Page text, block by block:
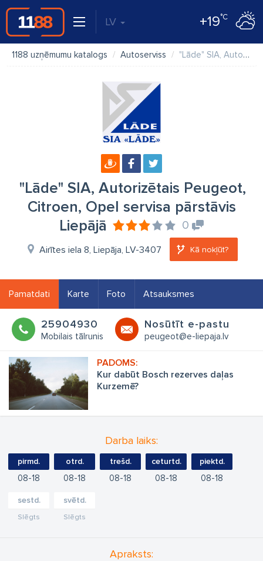
LV +19°C
1188 uzņēmumu katalogs Autoserviss "Lāde" SIA, Autorizētais Peugeot, Citroen, Opel servisa pārstāvis Liepājā
"Lāde" SIA, Autorizētais Peugeot,
Citroen, Opel servisa pārstāvis
Liepājā
0
Airītes iela 8, Liepāja, LV-3407 Kā nokļūt?
Pamatdati Karte Foto Atsauksmes
25904930
Mobilais tālrunis
Nosūtīt e-pastu
peugeot@e-liepaja.lv
Kur dabūt Bosch rezerves daļas
Kurzemē?
Darba laiks:
pirmd.
08 18
otrd.
08 18
trešd.
08 18
ceturtd.
08 18
piektd.
08 18
sestd.
Slēgts
svētd.
Slēgts
Apraksts: